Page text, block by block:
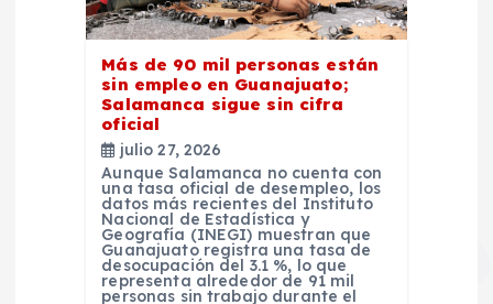
Más de 90 mil personas están
sin empleo en Guanajuato;
Salamanca sigue sin cifra
oficial
julio 27, 2026
Aunque Salamanca no cuenta con
una tasa oficial de desempleo, los
datos más recientes del Instituto
Nacional de Estadística y
Geografía (INEGI) muestran que
Guanajuato registra una tasa de
desocupación del 3.1 %, lo que
representa alrededor de 91 mil
personas sin trabajo durante el